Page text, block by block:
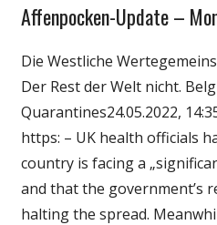
Gesellschaft
Politik
Wirtschaft
Wissenschaft
Affenpocken-Update –
Die Westliche
Der Rest der Welt nicht.
Quarantines24.05.2022,
https: – UK health officials
country is facing a
and that the government’s
halting the spread.